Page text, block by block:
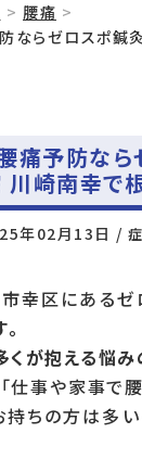
腰痛
防ならゼロスポ
腰痛予防な
崎南幸で
年02月13日 /
幸区にある
が抱える悩み
仕事や家事で
ちの方は多